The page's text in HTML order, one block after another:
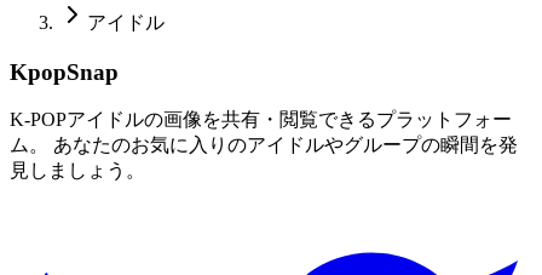
アイドル
KpopSnap
K-POPアイドルの画像を共有・閲覧できるプラットフォー
ム。 あなたのお気に入りのアイドルやグループの瞬間を発
見しましょう。